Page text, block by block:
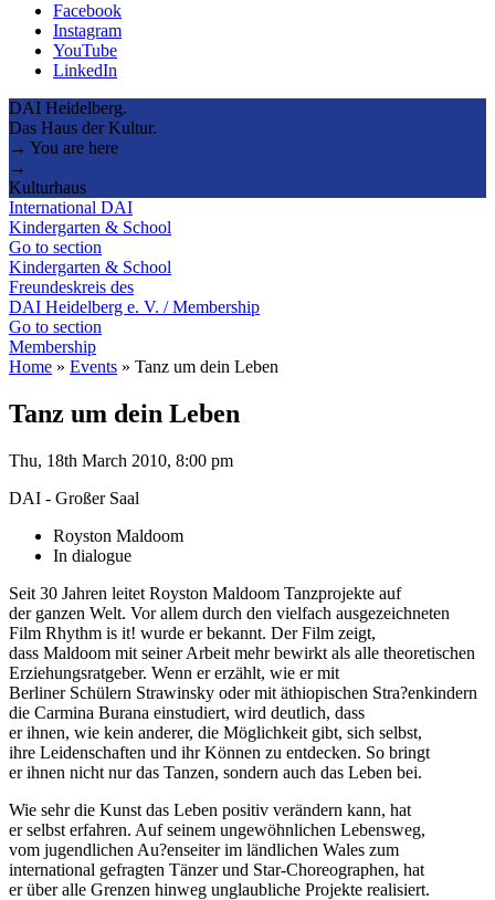
Facebook
Instagram
YouTube
LinkedIn
DAI Heidelberg.
Das Haus der Kultur.
→ You are here
→
Kulturhaus
International DAI
Kindergarten & School
Go to section
Kindergarten & School
Freundeskreis des
DAI Heidelberg e. V. / Membership
Go to section
Membership
Home » Events » Tanz um dein Leben
Tanz um dein Leben
Thu, 18th March 2010, 8:00 pm
DAI - Großer Saal
Royston Maldoom
In dialogue
Seit 30 Jahren leitet Royston Maldoom Tanzprojekte auf
der ganzen Welt. Vor allem durch den vielfach ausgezeichneten
Film Rhythm is it! wurde er bekannt. Der Film zeigt,
dass Maldoom mit seiner Arbeit mehr bewirkt als alle theoretischen
Erziehungsratgeber. Wenn er erzählt, wie er mit
Berliner Schülern Strawinsky oder mit äthiopischen Stra?enkindern
die Carmina Burana einstudiert, wird deutlich, dass
er ihnen, wie kein anderer, die Möglichkeit gibt, sich selbst,
ihre Leidenschaften und ihr Können zu entdecken. So bringt
er ihnen nicht nur das Tanzen, sondern auch das Leben bei.
Wie sehr die Kunst das Leben positiv verändern kann, hat
er selbst erfahren. Auf seinem ungewöhnlichen Lebensweg,
vom jugendlichen Au?enseiter im ländlichen Wales zum
international gefragten Tänzer und Star-Choreographen, hat
er über alle Grenzen hinweg unglaubliche Projekte realisiert.